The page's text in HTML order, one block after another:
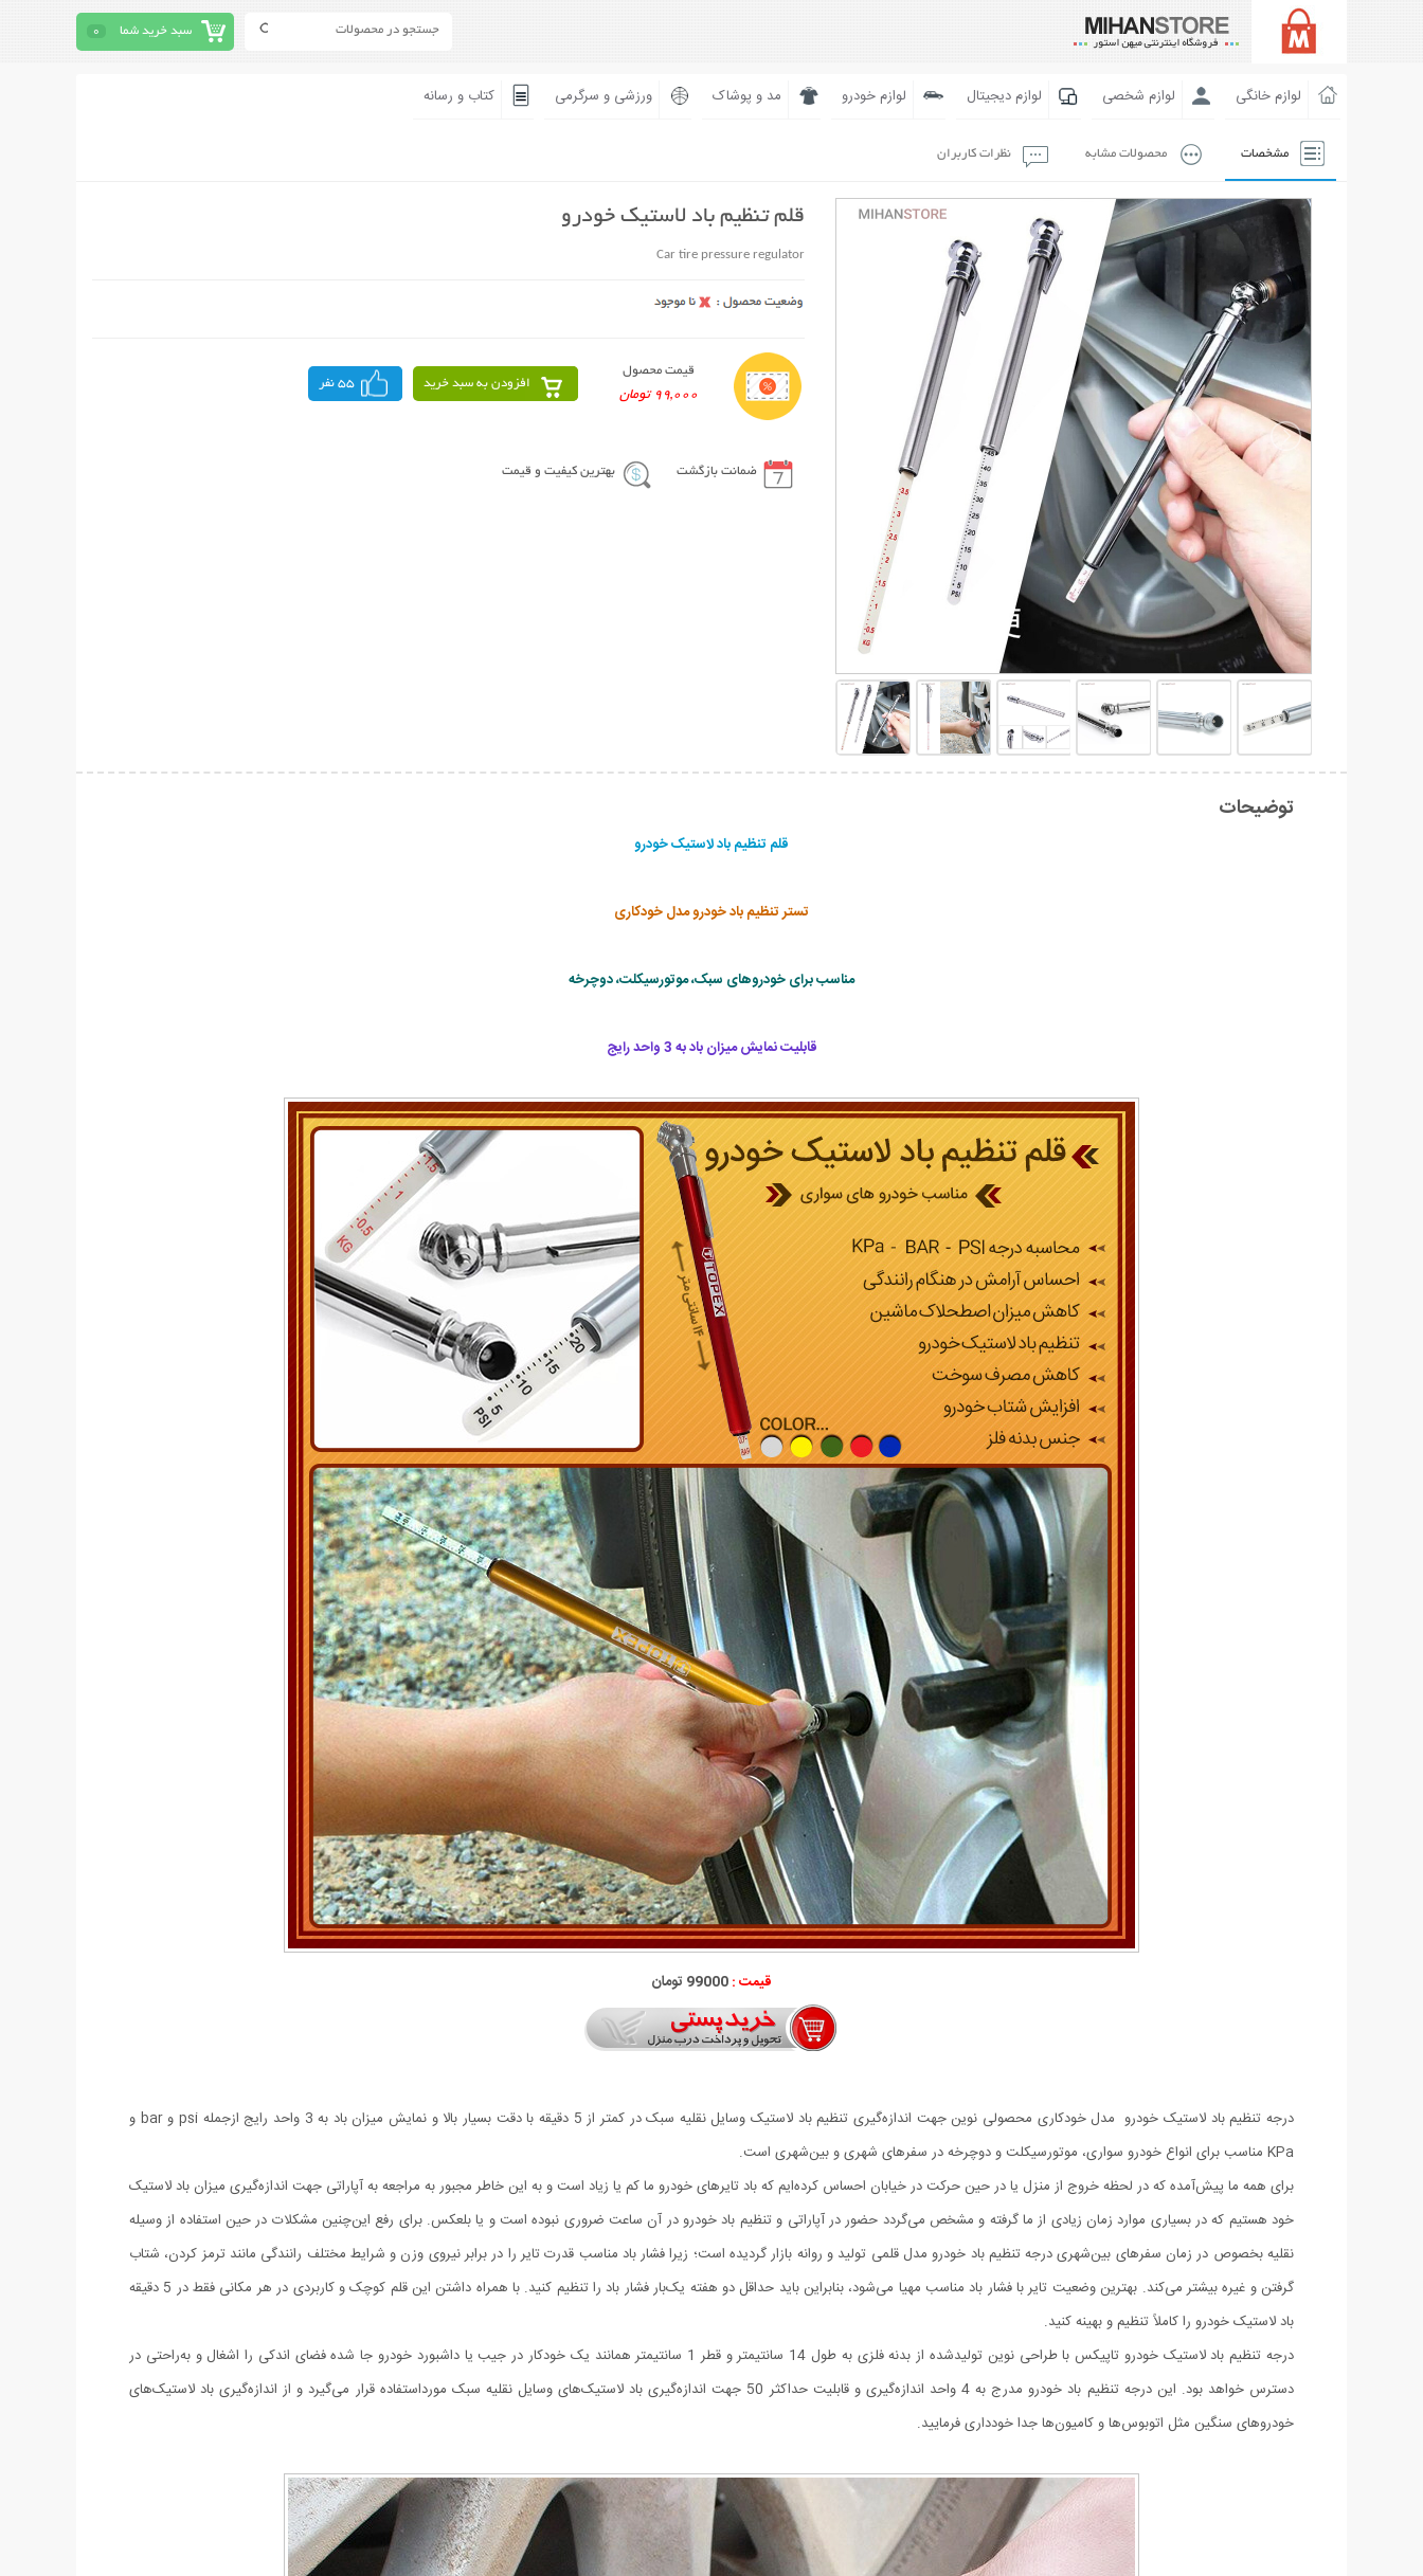
سبد خرید شما 0
لوازم خانگی لوازم شخصی لوازم دیجیتال لوازم خودرو مد و پوشاک ورزشی و سرگرمی کتاب و رسانه
مشخصات محصولات مشابه نظرات کاربران
قلم تنظیم باد لاستیک خودرو
Car tire pressure regulator
قیمت محصول
99,000 تومان
افزودن به سبد خرید 55 نفر
ضمانت بازگشت بهترین کیفیت و قیمت
توضیحات
قلم تنظیم باد لاستیک خودرو
تستر تنظیم باد خودرو مدل خودکاری
مناسب برای خودروهای سبک، موتورسیکلت، دوچرخه
قابلیت نمایش میزان باد به 3 واحد رایج
قیمت :99000 تومان
درجه تنظیم باد لاستیک خودرو مدل خودکاری محصولی نوین جهت اندازه‌گیری تنظیم باد لاستیک وسایل نقلیه سبک در کمتر از 5 دقیقه با دقت بسیار بالا و نمایش میزان باد به 3 واحد رایج ازجمله psi و bar و
KPa مناسب برای انواع خودرو سواری، موتورسیکلت و دوچرخه در سفرهای شهری و بین‌شهری است.
برای همه ما پیش‌آمده که در لحظه خروج از منزل یا در حین حرکت در خیابان احساس کرده‌ایم که باد تایرهای خودرو ما کم یا زیاد است و به این خاطر مجبور به مراجعه به آپاراتی جهت اندازه‌گیری میزان باد لاستیک
خود هستیم که در بسیاری موارد زمان زیادی از ما گرفته و مشخص می‌گردد حضور در آپاراتی و تنظیم باد خودرو در آن ساعت ضروری نبوده است و یا بلعکس. برای رفع این‌چنین مشکلات در حین استفاده از وسیله
نقلیه بخصوص در زمان سفرهای بین‌شهری درجه تنظیم باد خودرو مدل قلمی تولید و روانه بازار گردیده است؛ زیرا فشار باد مناسب قدرت تایر را در برابر نیروی وزن و شرایط مختلف رانندگی مانند ترمز کردن، شتاب
گرفتن و غیره بیشتر می‌کند. بهترین وضعیت تایر با فشار باد مناسب مهیا می‌شود، بنابراین باید حداقل دو هفته یک‌بار فشار باد را تنظیم کنید. با همراه داشتن این قلم کوچک و کاربردی در هر مکانی فقط در 5 دقیقه
باد لاستیک خودرو را کاملاً تنظیم و بهینه کنید.
درجه تنظیم باد لاستیک خودرو تاپیکس با طراحی نوین تولیدشده از بدنه فلزی به طول 14 سانتیمتر و قطر 1 سانتیمتر همانند یک خودکار در جیب یا داشبورد خودرو جا شده فضای اندکی را اشغال و به‌راحتی در
دسترس خواهد بود. این درجه تنظیم باد خودرو مدرج به 4 واحد اندازه‌گیری و قابلیت حداکثر 50 جهت اندازه‌گیری باد لاستیک‌های وسایل نقلیه سبک مورداستفاده قرار می‌گیرد و از اندازه‌گیری باد لاستیک‌های
خودروهای سنگین مثل اتوبوس‌ها و کامیون‌ها جدا خودداری فرمایید.